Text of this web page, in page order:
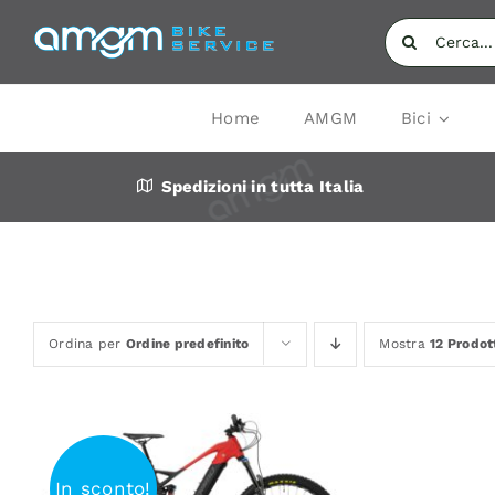
contenuto
Cerca
per:
Home AMGM Bici
Spedizioni in tutta Italia
Ordina per Ordine predefinito Mostra12
In sconto!